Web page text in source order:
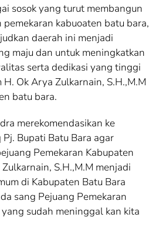
sosok yang turut membangun
kabuoaten batu bara,
daerah ini menjadi
maju dan untuk meningkatkan
serta dedikasi yang tinggi
Ok Arya Zulkarnain, S.H.,M.M
batu bara.
merekomendasikan ke
Pj. Bupati Batu Bara agar
Pemekaran Kabupaten
S.H.,M.M menjadi
di Kabupaten Batu Bara
sang Pejuang Pemekaran
sudah meninggal kan kita